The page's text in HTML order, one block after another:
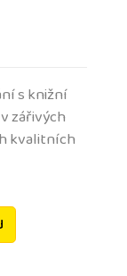
určené
výšku.
s knižní
zářivých
kvalitních